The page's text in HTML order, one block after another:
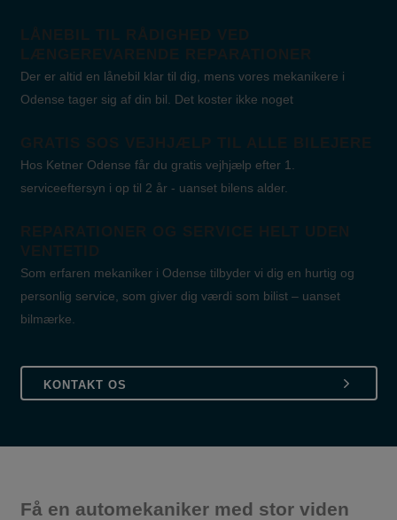
LÅNEBIL TIL RÅDIGHED VED
LÆNGEREVARENDE REPARATIONER
Der er altid en lånebil klar til dig, mens vores mekanikere i
Odense tager sig af din bil. Det koster ikke noget
GRATIS SOS VEJHJÆLP TIL ALLE BILEJERE
Hos Ketner Odense får du gratis vejhjælp efter 1.
serviceeftersyn i op til 2 år - uanset bilens alder.
REPARATIONER OG SERVICE HELT UDEN
VENTETID
Som erfaren mekaniker i Odense tilbyder vi dig en hurtig og
personlig service, som giver dig værdi som bilist – uanset
bilmærke.
KONTAKT OS
Få en automekaniker med stor viden